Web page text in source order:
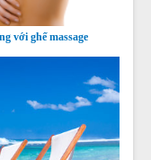
với ghế massage